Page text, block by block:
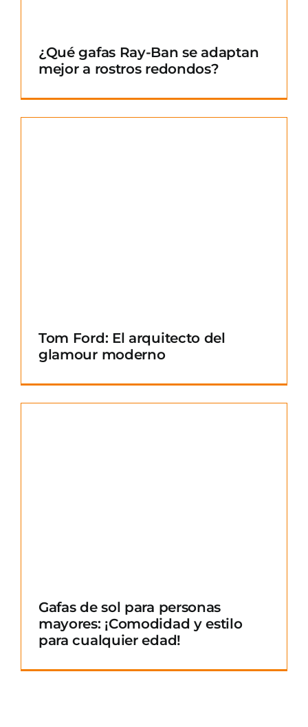
¿Qué gafas Ray-Ban se adaptan
mejor a rostros redondos?
Tom Ford: El arquitecto del
glamour moderno
Gafas de sol para personas
mayores: ¡Comodidad y estilo
para cualquier edad!